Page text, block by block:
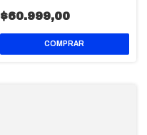
$60.999,00